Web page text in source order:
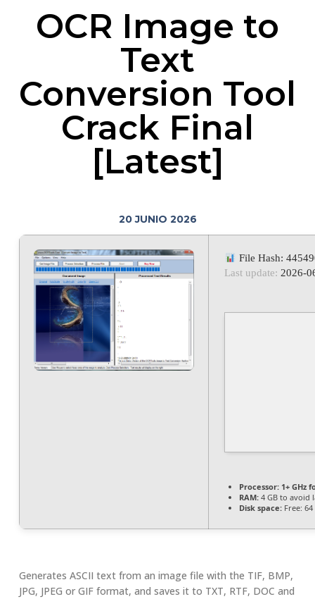
OCR Image to
Text
Conversion Tool
Crack Final
[Latest]
20 JUNIO 2026
File Hash:
Last update: 2026-
Processor:1+ GHz
RAM:4 GB to avoid
Disk space:Free: 64
Generates ASCII text from an image file with the TIF, BMP,
JPG, JPEG or GIF format, and saves it to TXT, RTF, DOC and